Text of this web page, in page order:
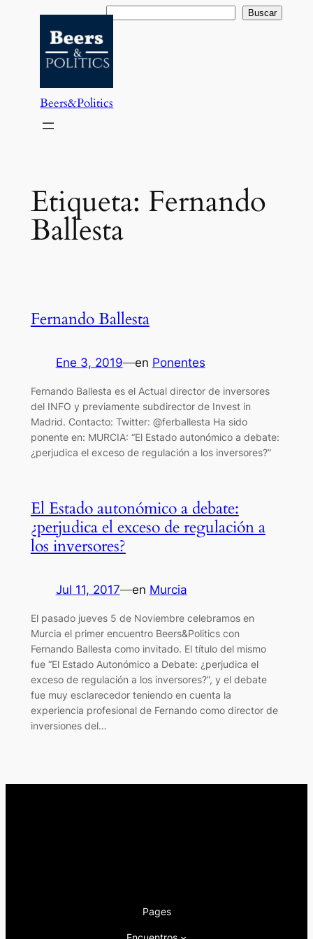
contenido
Buscar Buscar
Beers&Politics
Etiqueta: Fernando
Ballesta
Fernando Ballesta
Ene 3, 2019—en Ponentes
Fernando Ballesta es el Actual director de inversores
del INFO y previamente subdirector de Invest in
Madrid. Contacto: Twitter: @ferballesta Ha sido
ponente en: MURCIA: “El Estado autonómico a debate:
¿perjudica el exceso de regulación a los inversores?”
El Estado autonómico a debate:
¿perjudica el exceso de regulación a
los inversores?
Jul 11, 2017—en Murcia
El pasado jueves 5 de Noviembre celebramos en
Murcia el primer encuentro Beers&Politics con
Fernando Ballesta como invitado. El título del mismo
fue “El Estado Autonómico a Debate: ¿perjudica el
exceso de regulación a los inversores?”, y el debate
fue muy esclarecedor teniendo en cuenta la
experiencia profesional de Fernando como director de
inversiones del…
Pages